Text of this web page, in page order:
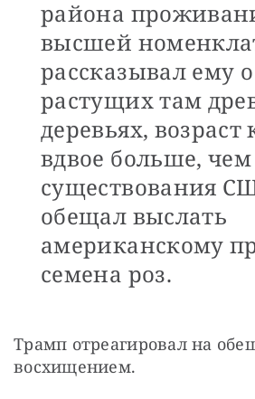
района
высшей
рассказывал ему о
растущих там
деревьях,
вдвое больше,
существования
обещал выслать
американскому
семена роз.
Трамп отреагировал на
восхищением.